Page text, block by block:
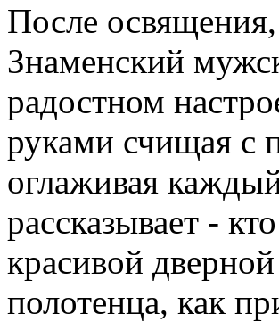
После
Знаменский
радостном
руками счищая с
оглаживая
рассказывает -
красивой
полотенца, как